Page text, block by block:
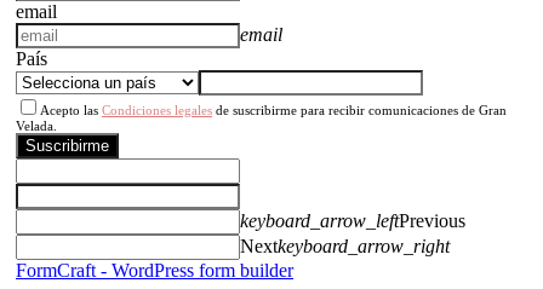
email
email
País
Acepto las Condiciones legales de suscribirme para recibir comunicaciones de Gran
Velada.
Suscribirme
keyboard_arrow_leftPrevious
Nextkeyboard_arrow_right
FormCraft - WordPress form builder